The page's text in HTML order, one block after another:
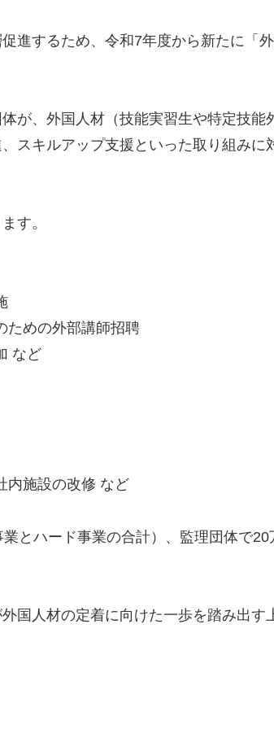
進するため、令和7年度から新たに「
が、外国人材（技能実習生や特定技能
スキルアップ支援といった取り組みに
す。
ための外部講師招聘
など
内施設の改修 など
とハード事業の合計）、監理団体で20
国人材の定着に向けた一歩を踏み出す